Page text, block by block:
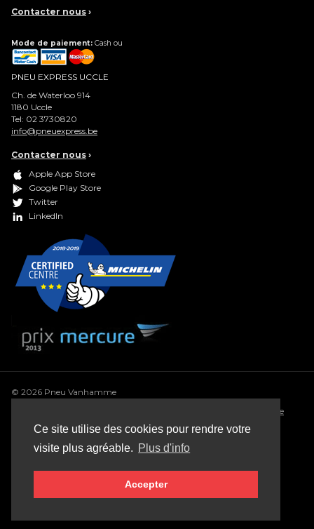
Ce site utilise des cookies pour rendre votre
visite plus agréable. Plus d'info
Accepter
Contacter nous ›
Mode de paiement: Cash ou
PNEU EXPRESS UCCLE
Ch. de Waterloo 914
1180 Uccle
Tel: 02 3730820
info@pneuexpress.be
Contacter nous ›
Apple App Store
Google Play Store
Twitter
LinkedIn
© 2026 Pneu Vanhamme
Politique
de cookie
• Conditions générales de vente
Sitemap
Webdesign: Robarov